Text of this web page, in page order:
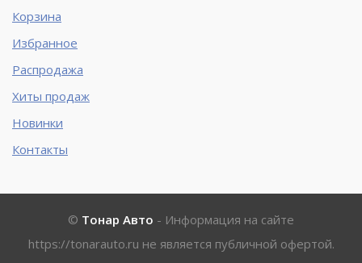
Корзина
Избранное
Распродажа
Хиты продаж
Новинки
Контакты
© Тонар Авто - Информация на сайте
https://tonarauto.ru не является публичной офертой.